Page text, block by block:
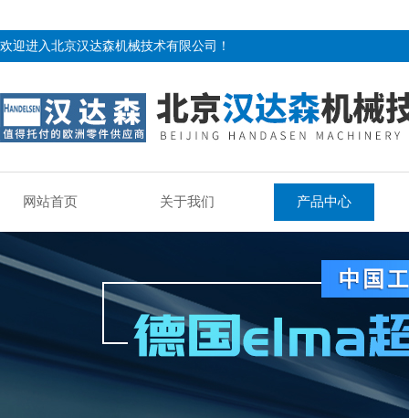
欢迎进入北京汉达森机械技术有限公司！
网站首页 关于我们 产品中心